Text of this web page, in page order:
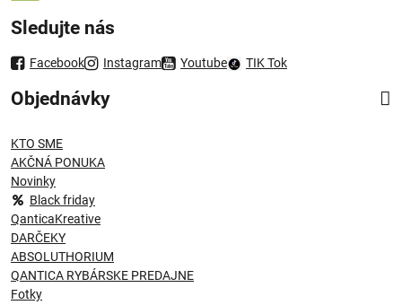
Sledujte nás
Facebook Instagram Youtube TIK Tok
Objednávky
KTO SME
AKČNÁ PONUKA
Novinky
Black friday
QanticaKreative
DARČEKY
ABSOLUTHORIUM
QANTICA RYBÁRSKE PREDAJNE
Fotky